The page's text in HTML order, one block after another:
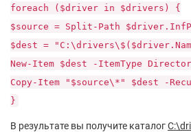
foreach ($driver in $drivers) {
$source = Split-Path
$dest =
New-Item $dest -ItemType
Copy-Item "$source\*" $dest -
}
В результате вы получите каталог